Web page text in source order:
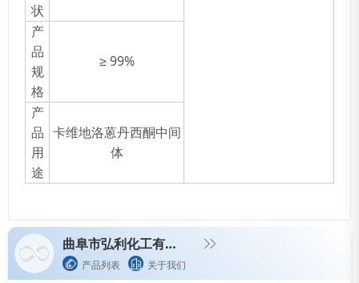
状
产
品
规
格
≥ 99%
产
品
用
途
卡维地洛蒽丹西酮中间
体
曲阜市弘利化工有限公司
产品列表 关于我们